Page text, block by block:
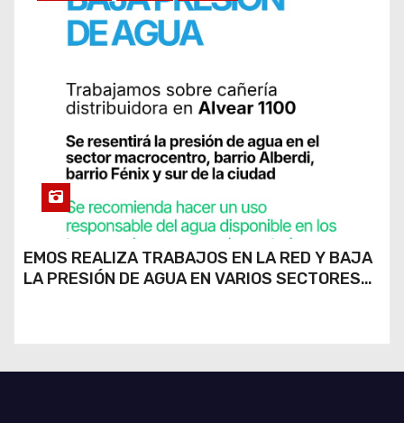
EMOS REALIZA TRABAJOS EN LA RED Y BAJA
LA PRESIÓN DE AGUA EN VARIOS SECTORES